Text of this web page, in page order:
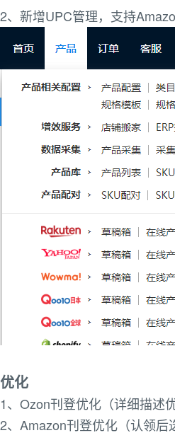
2、新增UPC管理，支持
优化
1、Ozon刊登优化（详细描述优
2、Amazon刊登优化（认领